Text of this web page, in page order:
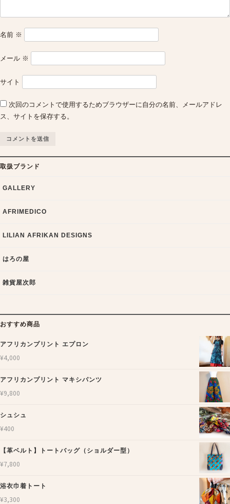
名前 ※
メール ※
サイト
次回のコメントで使用するためブラウザーに自分の名前、メールアドレ
ス、サイトを保存する。
取扱ブランド
GALLERY
AFRIMEDICO
LILIAN AFRIKAN DESIGNS
はろの屋
雑貨屋次郎
おすすめ商品
アフリカンプリント エプロン
¥4,000
アフリカンプリント マキシパンツ
¥9,800
シュシュ
¥400
【革ベルト】トートバッグ（ショルダー型）
¥7,800
浴衣巾着トート
¥3,300